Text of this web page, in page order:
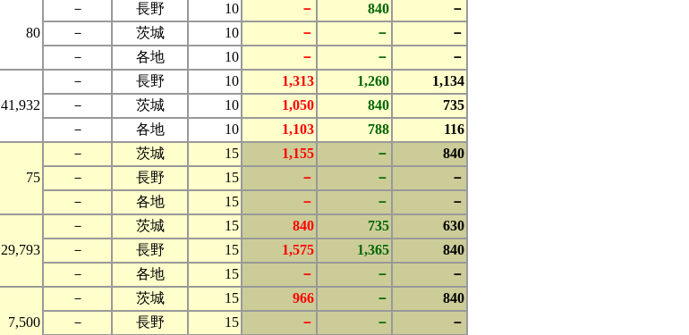
80
－ 長野 10 － 840
－
－
茨城 10 － －
－
－
各地 10 － － －
41,932
－ 長野 10 1,313 1,260
1,134
－
茨城 10 1,050 840
735
－
各地 10 1,103 788 116
75
－ 茨城 15 1,155 －
840
－
長野 15 － －
－
－
各地 15 － － －
29,793
－ 茨城 15 840 735
630
－
長野 15 1,575 1,365
840
－
各地 15 － － －
7,500
－ 茨城 15 966 －
840
－
長野 15 － －
－